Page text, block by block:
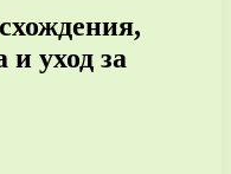
и уход за